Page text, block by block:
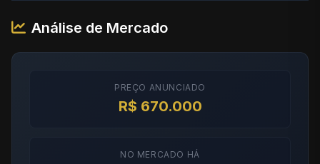
Análise de Mercado
PREÇO ANUNCIADO
R$ 670.000
NO MERCADO HÁ